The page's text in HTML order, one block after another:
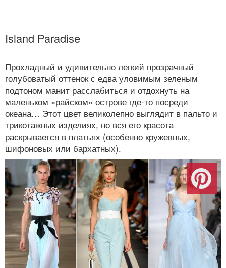
Island Paradise
Прохладный и удивительно легкий прозрачный
голубоватый оттенок с едва уловимым зеленым
подтоном манит расслабиться и отдохнуть на
маленьком «райском» острове где-то посреди
океана… Этот цвет великолепно выглядит в пальто и
трикотажных изделиях, но вся его красота
раскрывается в платьях (особенно кружевных,
шифоновых или бархатных).